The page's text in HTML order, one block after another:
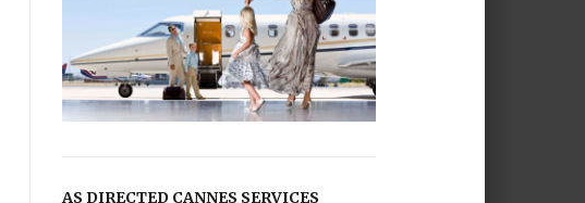
AS DIRECTED CANNES SERVICES